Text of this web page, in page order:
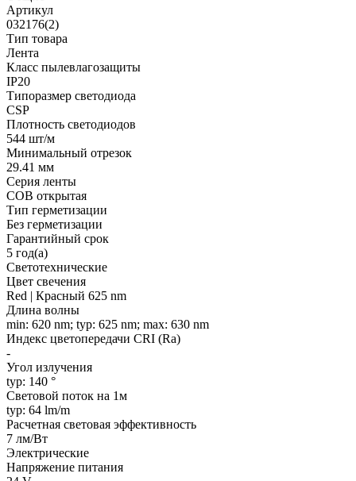
Артикул
032176(2)
Тип товара
Лента
Класс пылевлагозащиты
IP20
Типоразмер светодиода
CSP
Плотность светодиодов
544 шт/м
Минимальный отрезок
29.41 мм
Серия ленты
COB открытая
Тип герметизации
Без герметизации
Гарантийный срок
5 год(а)
Светотехнические
Цвет свечения
Red | Красный 625 nm
Длина волны
min: 620 nm; typ: 625 nm; max: 630 nm
Индекс цветопередачи CRI (Ra)
-
Угол излучения
typ: 140 °
Световой поток на 1м
typ: 64 lm/m
Расчетная световая эффективность
7 лм/Вт
Электрические
Напряжение питания